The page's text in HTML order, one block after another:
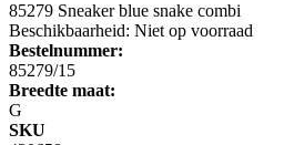
85279 Sneaker blue snake combi
Beschikbaarheid: Niet op voorraad
Bestelnummer:
85279/15
Breedte maat:
G
SKU